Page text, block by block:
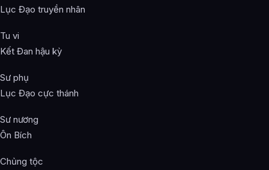
Lục Đạo truyền nhân
Tu vi
Kết Đan hậu kỳ
Sư phụ
Lục Đạo cực thánh
Sư nương
Ôn Bích
Chủng tộc